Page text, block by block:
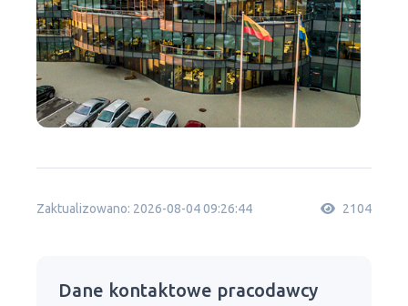
Zaktualizowano: 2026-08-04 09:26:44 2104
Dane kontaktowe pracodawcy